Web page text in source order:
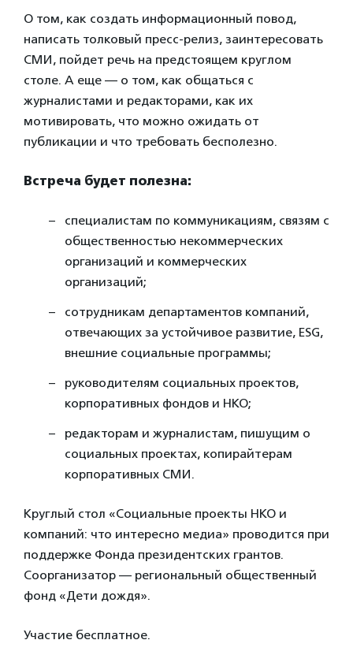
О том, как создать информационный повод,
написать толковый пресс-релиз, заинтересовать
СМИ, пойдет речь на предстоящем круглом
столе. А еще — о том, как общаться с
журналистами и редакторами, как их
мотивировать, что можно ожидать от
публикации и что требовать бесполезно.
Встреча будет полезна:
специалистам по коммуникациям, связям с
общественностью некоммерческих
организаций и коммерческих
организаций;
сотрудникам департаментов компаний,
отвечающих за устойчивое развитие, ESG,
внешние социальные программы;
руководителям социальных проектов,
корпоративных фондов и НКО;
редакторам и журналистам, пишущим о
социальных проектах, копирайтерам
корпоративных СМИ.
Круглый стол «Социальные проекты НКО и
компаний: что интересно медиа» проводится при
поддержке Фонда президентских грантов.
Соорганизатор — региональный общественный
фонд «Дети дождя».
Участие бесплатное.